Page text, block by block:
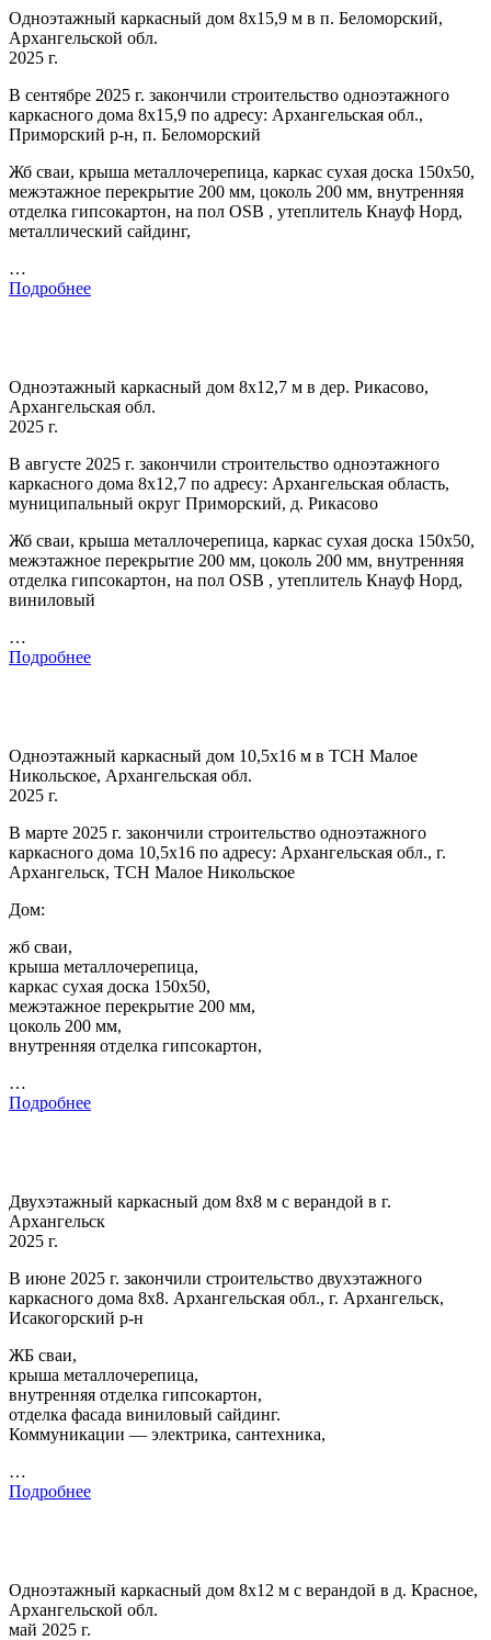
Одноэтажный каркасный дом 8х15,9 м в п. Беломорский,
Архангельской обл.
2025 г.
В сентябре 2025 г. закончили строительство одноэтажного
каркасного дома 8х15,9 по адресу: Архангельская обл.,
Приморский р-н, п. Беломорский
Жб сваи, крыша металлочерепица, каркас сухая доска 150х50,
межэтажное перекрытие 200 мм, цоколь 200 мм, внутренняя
отделка гипсокартон, на пол OSB , утеплитель Кнауф Норд,
металлический сайдинг,
…
Подробнее
Одноэтажный каркасный дом 8х12,7 м в дер. Рикасово,
Архангельская обл.
2025 г.
В августе 2025 г. закончили строительство одноэтажного
каркасного дома 8х12,7 по адресу: Архангельская область,
муниципальный округ Приморский, д. Рикасово
Жб сваи, крыша металлочерепица, каркас сухая доска 150х50,
межэтажное перекрытие 200 мм, цоколь 200 мм, внутренняя
отделка гипсокартон, на пол OSB , утеплитель Кнауф Норд,
виниловый
…
Подробнее
Одноэтажный каркасный дом 10,5х16 м в ТСН Малое
Никольское, Архангельская обл.
2025 г.
В марте 2025 г. закончили строительство одноэтажного
каркасного дома 10,5х16 по адресу: Архангельская обл., г.
Архангельск, ТСН Малое Никольское
Дом:
жб сваи,
крыша металлочерепица,
каркас сухая доска 150х50,
межэтажное перекрытие 200 мм,
цоколь 200 мм,
внутренняя отделка гипсокартон,
…
Подробнее
Двухэтажный каркасный дом 8х8 м с верандой в г.
Архангельск
2025 г.
В июне 2025 г. закончили строительство двухэтажного
каркасного дома 8х8. Архангельская обл., г. Архангельск,
Исакогорский р-н
ЖБ сваи,
крыша металлочерепица,
внутренняя отделка гипсокартон,
отделка фасада виниловый сайдинг.
Коммуникации — электрика, сантехника,
…
Подробнее
Одноэтажный каркасный дом 8х12 м с верандой в д. Красное,
Архангельской обл.
май 2025 г.